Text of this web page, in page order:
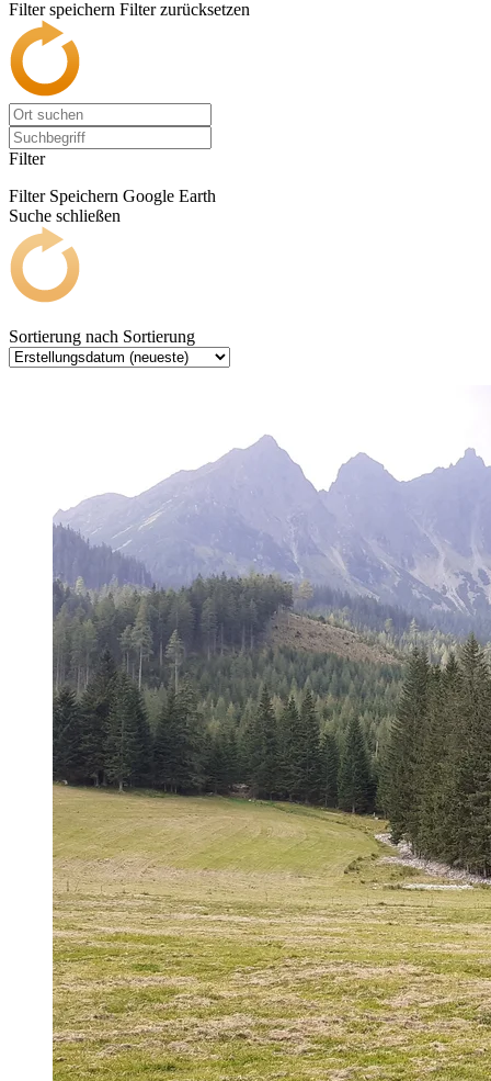
Filter speichern Filter zurücksetzen
Filter
Filter Speichern Google Earth
Suche schließen
Sortierung nach Sortierung